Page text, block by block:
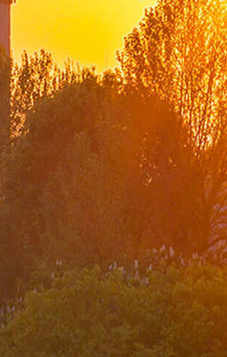
Merkez Teşkilatımız
Yurtdışındaki Temsilciliklerimiz
Dışişleri Bakanları Listesi
Türkiye Cumhuriyeti Dışişleri Bakanlığı Tarihçesi
Şehit Diplomatlarımız
Güncel Duyurular
SAM
Mevzuat
Diplomasi Akademisi
Suna Çokgür Ilıcak Sanat Galerisi
Bilgi Edinme ve Diğer Başvurular
Koronavirüs Salgını Sürecindeki Rol Ve Vizyonumuz
Bilgi Güvenliği Yönetim Sistemi Politikası
Dışişleri Bakanlığı Stratejik Planı
Mali Tablolar
İdare Faaliyet Raporu
Bakan
Konuşmalar
Makaleler